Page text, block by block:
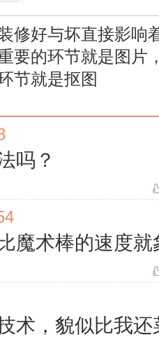
修好与坏直接影响
要的环节就是图片
节就是抠图
吗？
魔术棒的速度
术，貌似比我